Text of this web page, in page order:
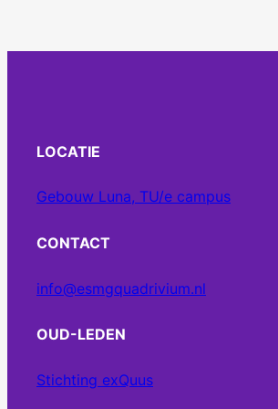
LOCATIE
Gebouw Luna, TU/e campus
CONTACT
info@esmgquadrivium.nl
OUD-LEDEN
Stichting exQuus